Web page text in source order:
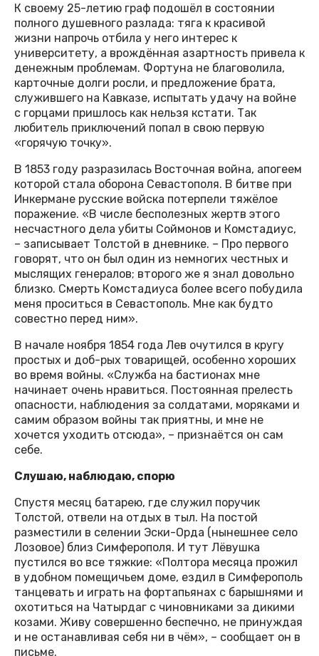
К своему 25-летию граф подошёл в состоянии
полного душевного разлада: тяга к красивой
жизни напрочь отбила у него интерес к
университету, а врождённая азартность привела к
денежным проблемам. Фортуна не благоволила,
карточные долги росли, и предложение брата,
служившего на Кавказе, испытать удачу на войне
с горцами пришлось как нельзя кстати. Так
любитель приключений попал в свою первую
«горячую точку».
В 1853 году разразилась Восточная война, апогеем
которой стала оборона Севастополя. В битве при
Инкермане русские войска потерпели тяжёлое
поражение. «В числе бесполезных жертв этого
несчастного дела убиты Соймонов и Комстадиус,
– записывает Толстой в дневнике. – Про первого
говорят, что он был один из немногих честных и
мыслящих генералов; второго же я знал довольно
близко. Смерть Комстадиуса более всего побудила
меня проситься в Севастополь. Мне как будто
совестно перед ним».
В начале ноября 1854 года Лев очутился в кругу
простых и доб-рых товарищей, особенно хороших
во время войны. «Служба на бастионах мне
начинает очень нравиться. Постоянная прелесть
опасности, наблюдения за солдатами, моряками и
самим образом войны так приятны, и мне не
хочется уходить отсюда», – признаётся он сам
себе.
Слушаю, наблюдаю, спорю
Спустя месяц батарею, где служил поручик
Толстой, отвели на отдых в тыл. На постой
разместили в селении Эски-Орда (нынешнее село
Лозовое) близ Симферополя. И тут Лёвушка
пустился во все тяжкие: «Полтора месяца прожил
в удобном помещичьем доме, ездил в Симферополь
танцевать и играть на фортапьянах с барышнями и
охотиться на Чатырдаг с чиновниками за дикими
козами. Живу совершенно беспечно, не принуждая
и не останавливая себя ни в чём», – сообщает он в
письме.